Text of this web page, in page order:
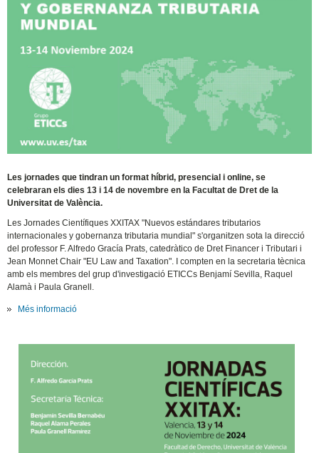
Les jornades que tindran un format híbrid, presencial i online, se
celebraran els dies 13 i 14 de novembre en la Facultat de Dret de la
Universitat de València.
Les Jornades Científiques XXITAX "Nuevos estándares tributarios
internacionales y gobernanza tributaria mundial" s'organitzen sota la direcció
del professor F. Alfredo Gracía Prats, catedràtico de Dret Financer i Tributari i
Jean Monnet Chair "EU Law and Taxation". I compten en la secretaria tècnica
amb els membres del grup d'investigació ETICCs Benjamí Sevilla, Raquel
Alamà i Paula Granell.
Més informació